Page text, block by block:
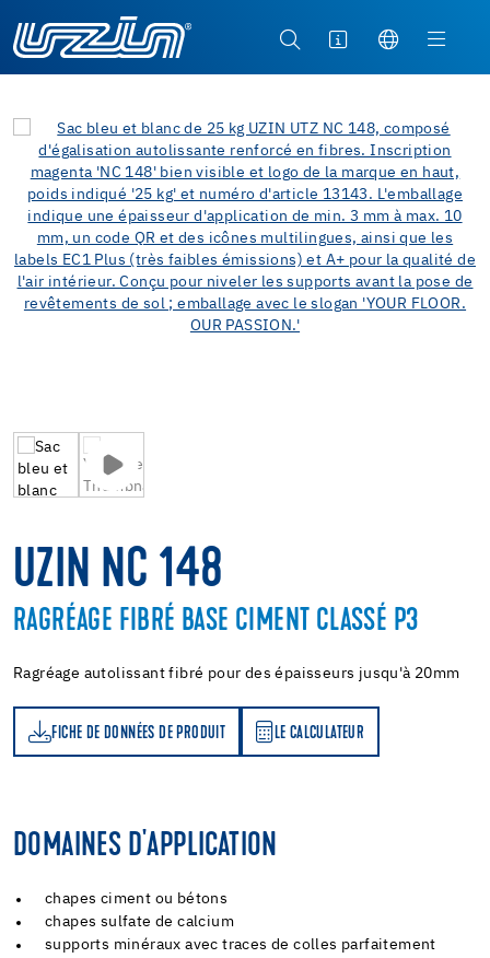
UZIN NC 148
RAGRÉAGE FIBRÉ BASE CIMENT CLASSÉ P3
Ragréage autolissant fibré pour des épaisseurs jusqu'à 20mm
FICHE DE DONNÉES DE PRODUIT LE CALCULATEUR
LE CALCULATEUR
DOMAINES D'APPLICATION
chapes ciment ou bétons
chapes sulfate de calcium
supports minéraux avec traces de colles parfaitement